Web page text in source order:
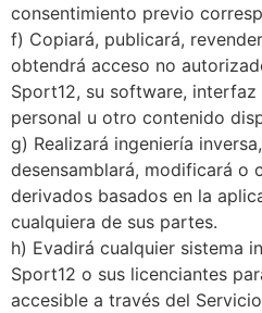
consentimiento previo
f) Copiará, publicará,
obtendrá acceso no
Sport12, su software,
personal u otro contenido
g) Realizará ingeniería
desensamblará, modificará o
derivados basados en la
cualquiera de sus partes.
h) Evadirá cualquier sistema
Sport12 o sus licenciantes
accesible a través del